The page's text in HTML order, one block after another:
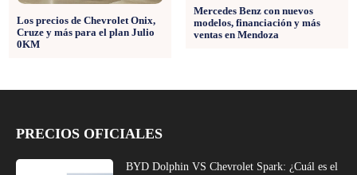
Los precios de Chevrolet Onix,
Cruze y más para el plan Julio
0KM
Mercedes Benz con nuevos
modelos, financiación y más
ventas en Mendoza
PRECIOS OFICIALES
BYD Dolphin VS Chevrolet Spark: ¿Cuál es el